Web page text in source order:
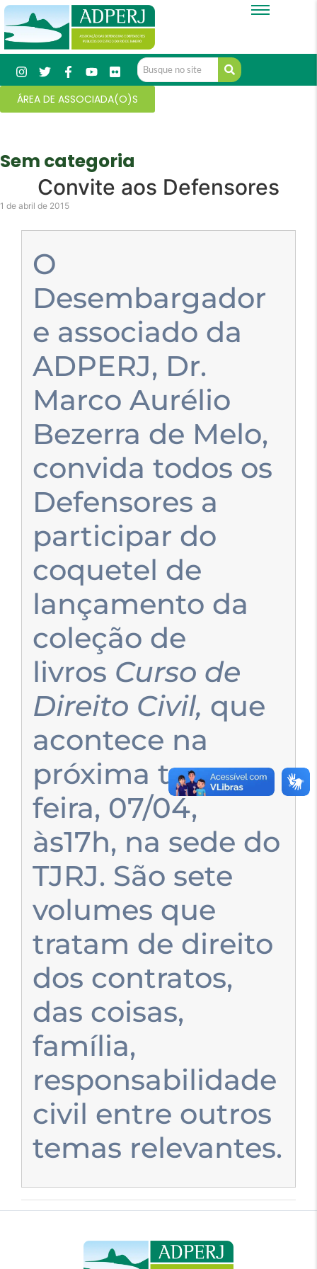
ÁREA DE ASSOCIADA(O)S
Sem categoria
Convite aos Defensores
1 de abril de 2015
O
Desembargador
e associado da
ADPERJ, Dr.
Marco Aurélio
Bezerra de Melo,
convida todos os
Defensores a
participar do
coquetel de
lançamento da
coleção de
livros Curso de
Direito Civil, que
acontece na
próxima terça-
feira, 07/04,
às17h, na sede do
TJRJ. São sete
volumes que
tratam de direito
dos contratos,
das coisas,
família,
responsabilidade
civil entre outros
temas relevantes.